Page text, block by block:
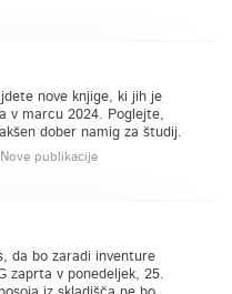
nove knjige, ki jih je
v marcu 2024. Poglejte,
dober namig za študij.
publikacije
da bo zaradi inventure
zaprta v ponedeljek, 25.